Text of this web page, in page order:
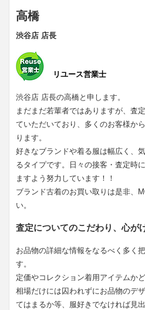
高橋
渋谷店 店長
リユース営業士
渋谷店 店長の高橋と申します。
まだまだ若輩者ではありますが、査
ていただいており、多くのお客様か
ります。
好きなブランドや着る服は幅広く、
るタイプです。日々の接客・査定時
ますよう努力しています！！
ブランド古着のお買い取りは是非、
い。
査定についてのこだわり、心が
お品物の詳細な情報をなるべく多く
す。
定価やコレクション着用アイテムか
相場だけには囚われずにお品物のデ
てはまるか等、服好きでなければ見